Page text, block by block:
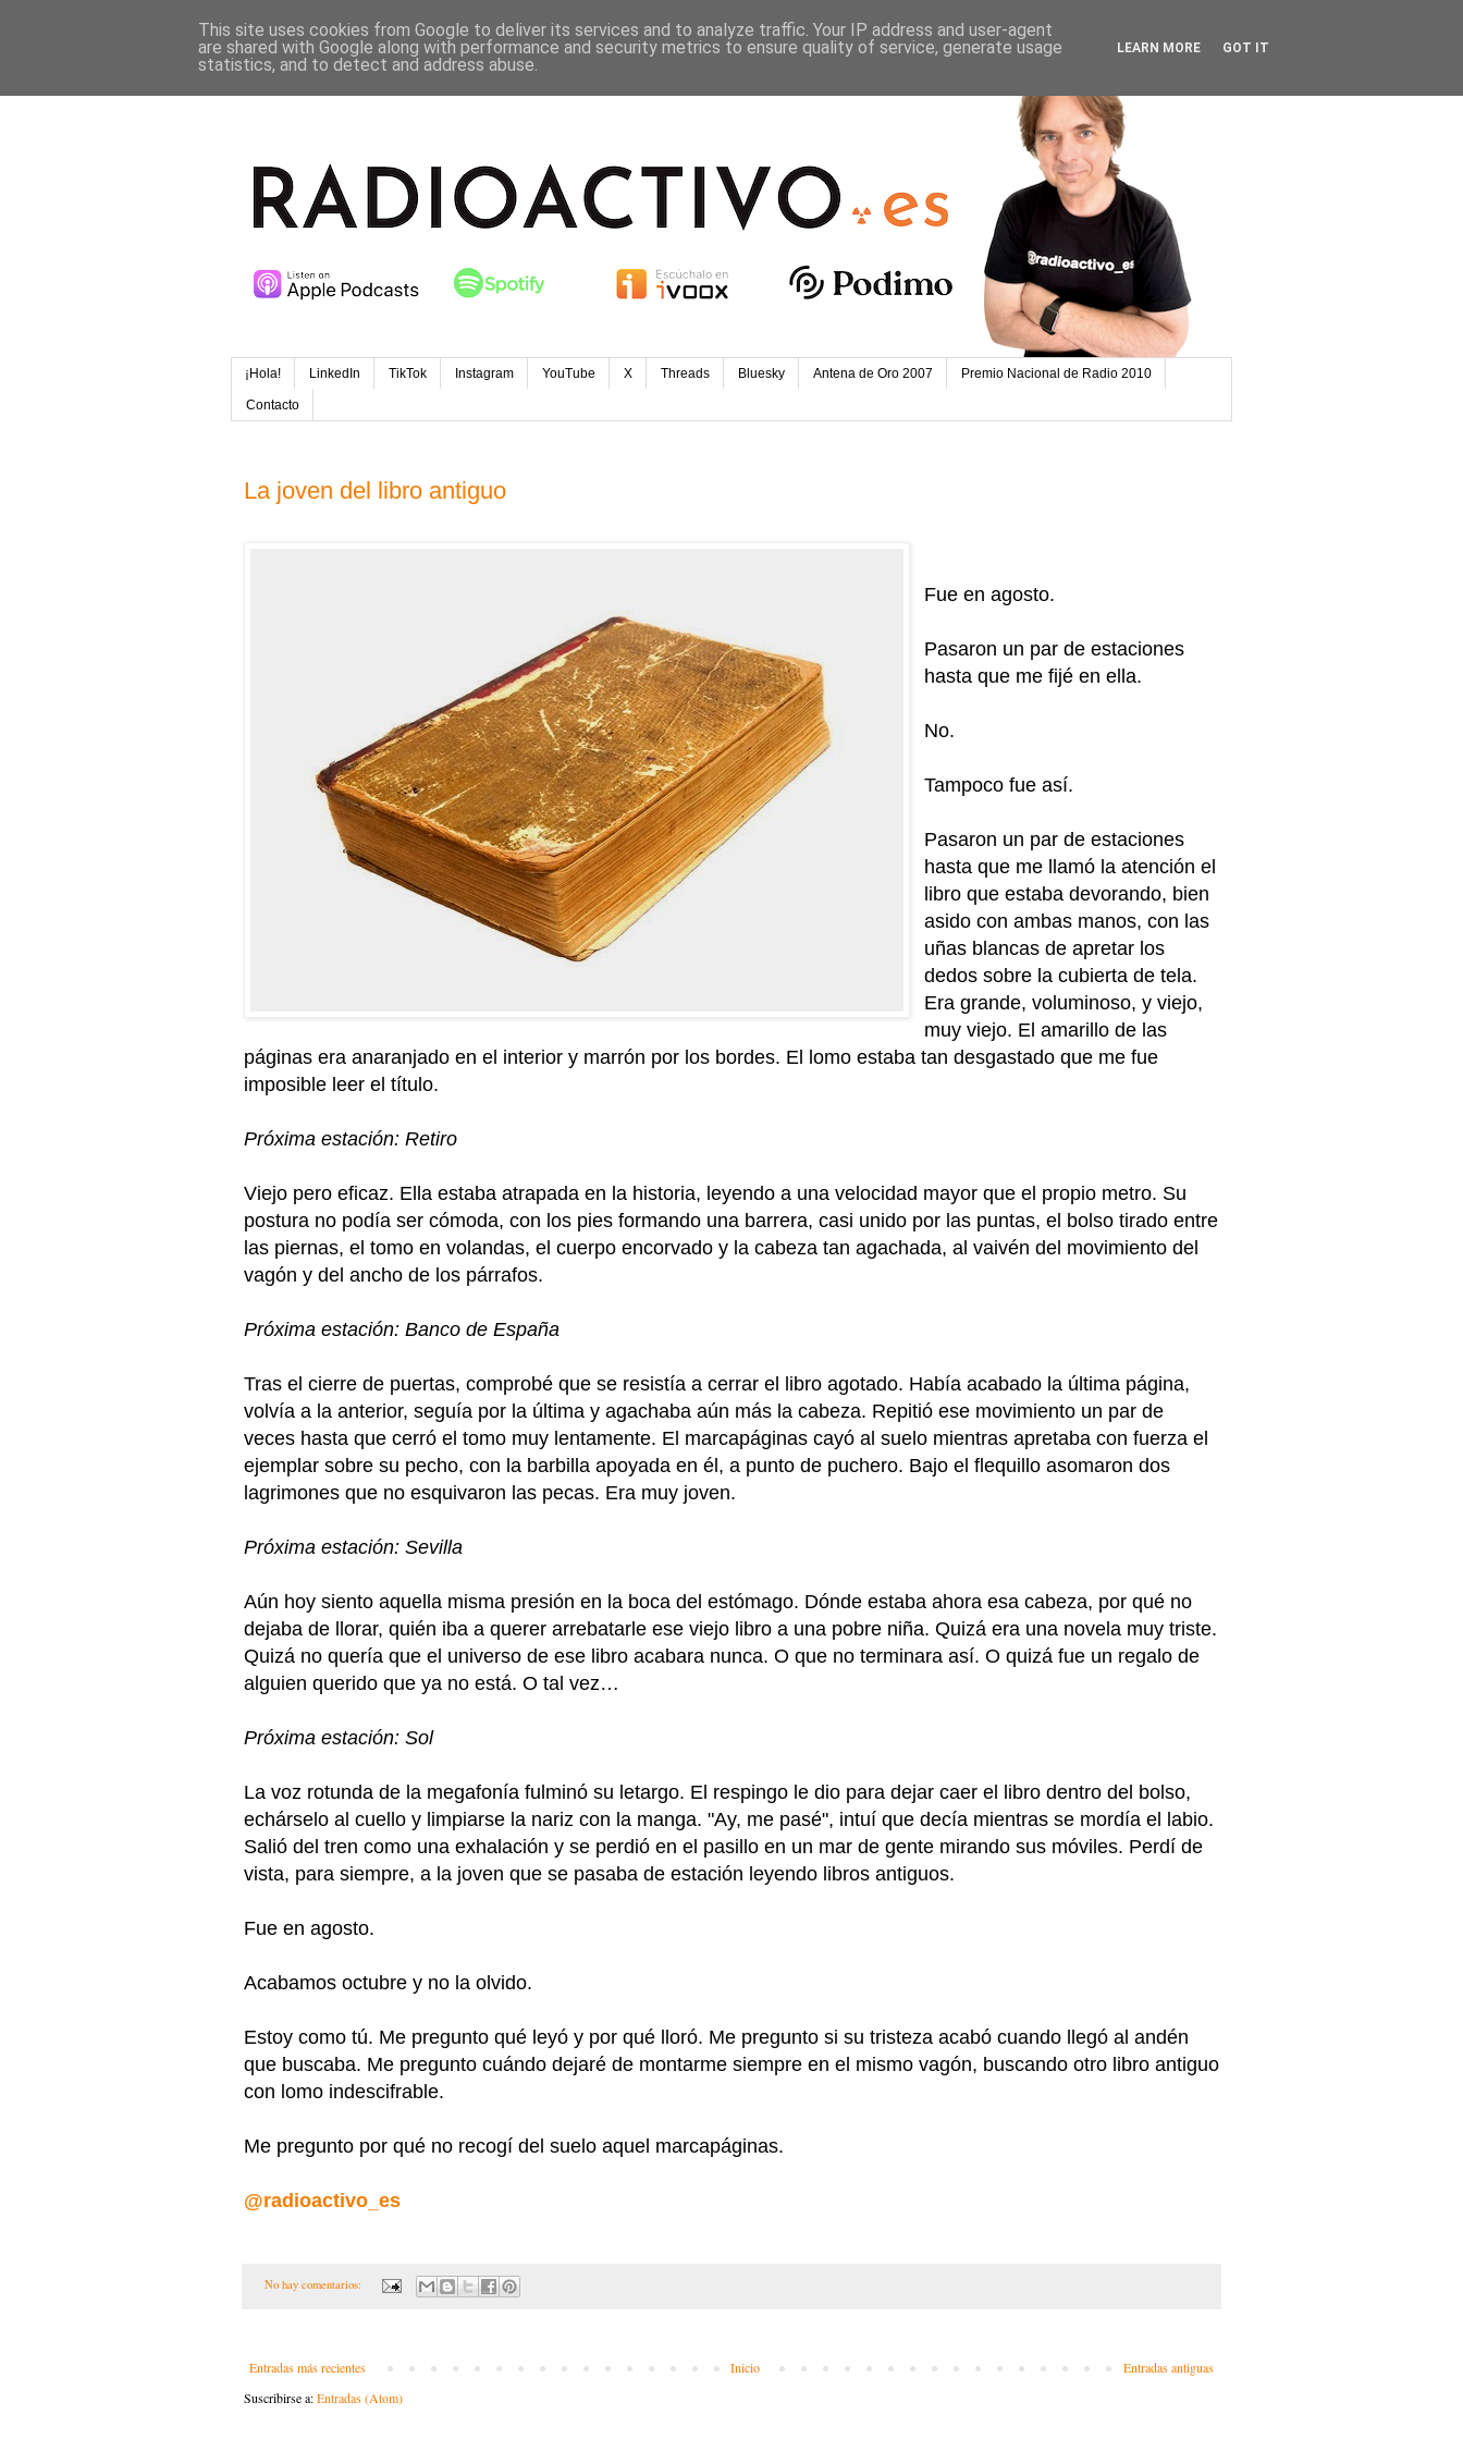
¡Hola! LinkedIn TikTok Instagram YouTube X Threads Bluesky Antena de Oro 2007 Premio Nacional de Radio 2010
Contacto
La joven del libro antiguo
Fue en agosto.
Pasaron un par de estaciones
hasta que me fijé en ella.
No.
Tampoco fue así.
Pasaron un par de estaciones
hasta que me llamó la atención el
libro que estaba devorando, bien
asido con ambas manos, con las
uñas blancas de apretar los
dedos sobre la cubierta de tela.
Era grande, voluminoso, y viejo,
muy viejo. El amarillo de las
páginas era anaranjado en el interior y marrón por los bordes. El lomo estaba tan desgastado que me fue
imposible leer el título.
Próxima estación: Retiro
Viejo pero eficaz. Ella estaba atrapada en la historia, leyendo a una velocidad mayor que el propio metro. Su
postura no podía ser cómoda, con los pies formando una barrera, casi unido por las puntas, el bolso tirado entre
las piernas, el tomo en volandas, el cuerpo encorvado y la cabeza tan agachada, al vaivén del movimiento del
vagón y del ancho de los párrafos.
Próxima estación: Banco de España
Tras el cierre de puertas, comprobé que se resistía a cerrar el libro agotado. Había acabado la última página,
volvía a la anterior, seguía por la última y agachaba aún más la cabeza. Repitió ese movimiento un par de
veces hasta que cerró el tomo muy lentamente. El marcapáginas cayó al suelo mientras apretaba con fuerza el
ejemplar sobre su pecho, con la barbilla apoyada en él, a punto de puchero. Bajo el flequillo asomaron dos
lagrimones que no esquivaron las pecas. Era muy joven.
Próxima estación: Sevilla
Aún hoy siento aquella misma presión en la boca del estómago. Dónde estaba ahora esa cabeza, por qué no
dejaba de llorar, quién iba a querer arrebatarle ese viejo libro a una pobre niña. Quizá era una novela muy triste.
Quizá no quería que el universo de ese libro acabara nunca. O que no terminara así. O quizá fue un regalo de
alguien querido que ya no está. O tal vez…
Próxima estación: Sol
La voz rotunda de la megafonía fulminó su letargo. El respingo le dio para dejar caer el libro dentro del bolso,
echárselo al cuello y limpiarse la nariz con la manga. "Ay, me pasé", intuí que decía mientras se mordía el labio.
Salió del tren como una exhalación y se perdió en el pasillo en un mar de gente mirando sus móviles. Perdí de
vista, para siempre, a la joven que se pasaba de estación leyendo libros antiguos.
Fue en agosto.
Acabamos octubre y no la olvido.
Estoy como tú. Me pregunto qué leyó y por qué lloró. Me pregunto si su tristeza acabó cuando llegó al andén
que buscaba. Me pregunto cuándo dejaré de montarme siempre en el mismo vagón, buscando otro libro antiguo
con lomo indescifrable.
Me pregunto por qué no recogí del suelo aquel marcapáginas.
@radioactivo_es
No hay comentarios:
Entradas más recientes Entradas antiguas
Inicio
Suscribirse a:Entradas (Atom)
This site uses cookies from Google to deliver its services and to analyze traffic. Your IP address and user-agent
are shared with Google along with performance and security metrics to ensure quality of service, generate usage
statistics, and to detect and address abuse.
LEARN MORE GOT IT